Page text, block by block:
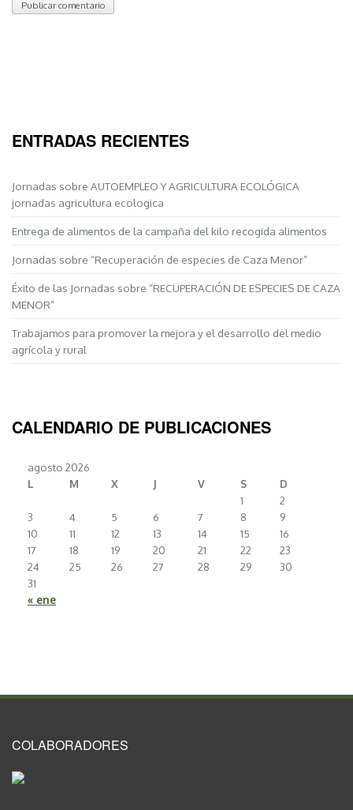
ENTRADAS RECIENTES
Jornadas sobre AUTOEMPLEO Y AGRICULTURA ECOLÓGICA
jornadas agricultura ecologica
Entrega de alimentos de la campaña del kilo recogida alimentos
Jornadas sobre “Recuperación de especies de Caza Menor”
Éxito de las Jornadas sobre “RECUPERACIÓN DE ESPECIES DE CAZA
MENOR”
Trabajamos para promover la mejora y el desarrollo del medio
agrícola y rural
CALENDARIO DE PUBLICACIONES
agosto 2026
L
M X J V S D
« ene
1
2
3
4 5 6 7 8
9
10
11 12 13 14 15
16
17
18 19 20 21 22
23
24
25 26 27 28 29
30
31
COLABORADORES